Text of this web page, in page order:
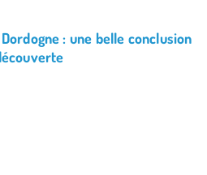
: une belle conclusion